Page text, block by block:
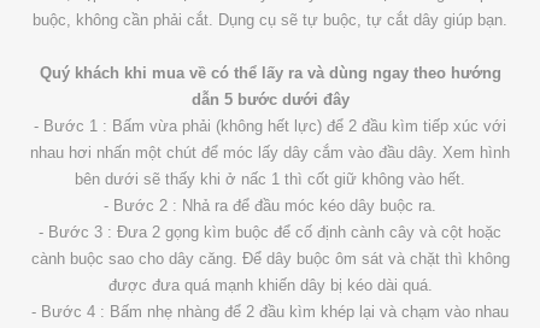
buộc, không cần phải cắt. Dụng cụ sẽ tự buộc, tự cắt dây giúp bạn.
Quý khách khi mua về có thể lấy ra và dùng ngay theo hướng
dẫn 5 bước dưới đây
- Bước 1 : Bấm vừa phải (không hết lực) để 2 đầu kìm tiếp xúc với
nhau hơi nhấn một chút để móc lấy dây cắm vào đầu dây. Xem hình
bên dưới sẽ thấy khi ở nấc 1 thì cốt giữ không vào hết.
- Bước 2 : Nhả ra để đầu móc kéo dây buộc ra.
- Bước 3 : Đưa 2 gọng kìm buộc để cố định cành cây và cột hoặc
cành buộc sao cho dây căng. Để dây buộc ôm sát và chặt thì không
được đưa quá mạnh khiến dây bị kéo dài quá.
- Bước 4 : Bấm nhẹ nhàng để 2 đầu kìm khép lại và chạm vào nhau